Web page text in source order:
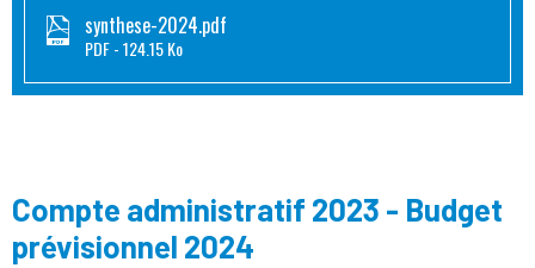
synthese-2024.pdf
PDF 124.15 Ko
Compte administratif 2023 - Budget
prévisionnel 2024